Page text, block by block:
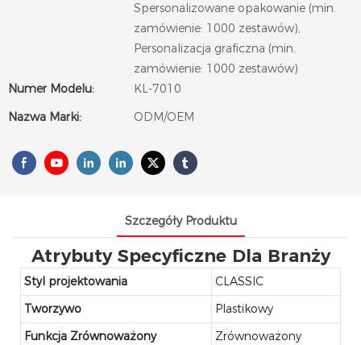
Spersonalizowane opakowanie (min.
zamówienie: 1000 zestawów),
Personalizacja graficzna (min.
zamówienie: 1000 zestawów)
Numer Modelu:
KL-7010
Nazwa Marki:
ODM/OEM
Szczegóły Produktu
Atrybuty Specyficzne Dla Branży
Styl projektowania
CLASSIC
Tworzywo
Plastikowy
Funkcja Zrównoważony
Zrównoważony